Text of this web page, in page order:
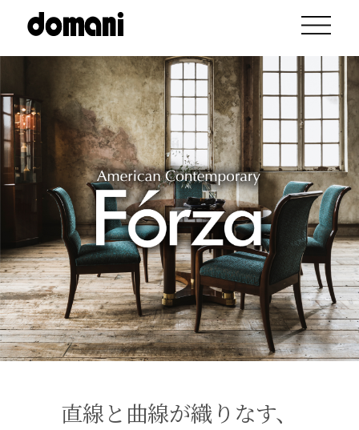
直線と曲線が織りなす、